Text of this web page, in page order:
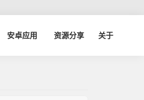
安卓应用 资源分享 关于